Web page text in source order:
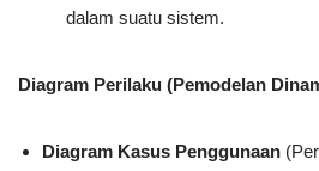
dalam suatu sistem.
Diagram Perilaku (Pemodelan
Diagram Kasus Penggunaan